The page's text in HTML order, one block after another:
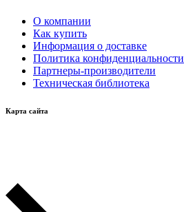
О компании
Как купить
Информация о доставке
Политика конфиденциальности
Партнеры-производители
Техническая библиотека
Карта сайта